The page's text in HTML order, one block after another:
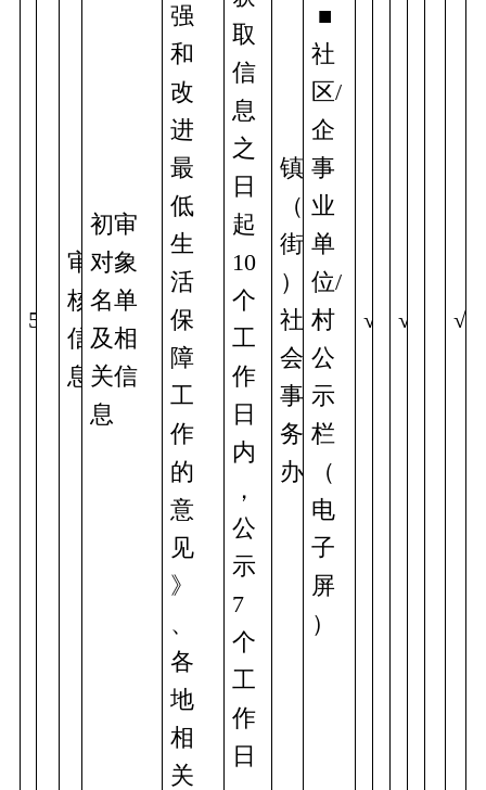
5
审
核
信
息
初审
对象
名单
及相
关信
息
强
和
改
进
最
低
生
活
保
障
工
作
的
意
见
》
、
各
地
相
关
取
信
息
之
日
起
10
个
工
作
日
内
，
公
示
7
个
工
作
日
镇
（
街
）
社
会
事
务
办
■
社
区/
企
事
业
单
位/
村
公
示
栏
（
电
子
屏
）
√ √ √